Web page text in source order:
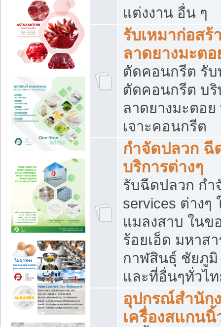
แต่งงาน อื่น ๆ
รับเหมาก่อส
ลาดยางมะต
ตัดคอนกรีต รับ
ตัดคอนกรีต บริ
ลาดยางมะตอ
เจาะคอนกรีต
กำจัดปลวก ฉี
บริการต่างๆ
รับฉีดปลวก กำ
services ต่าง
แมลงสาบ ใน
ร้อยเอ็ด มหาส
กาฬสินธุ์ ชัยภู
และที่อื่นๆทั่วไ
อุปกรณ์สำนัก
เครื่องสแกนนิ้